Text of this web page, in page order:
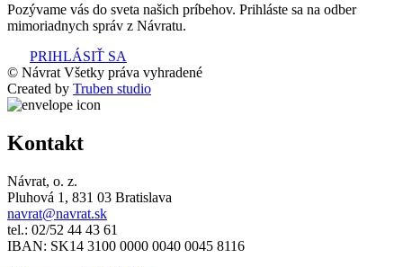
Pozývame vás do sveta našich príbehov. Prihláste sa na odber
mimoriadnych správ z Návratu.
PRIHLÁSIŤ SA
© Návrat Všetky práva vyhradené
Created by Truben studio
Kontakt
Návrat, o. z.
Pluhová 1, 831 03 Bratislava
navrat@navrat.sk
tel.: 02/52 44 43 61
IBAN: SK14 3100 0000 0040 0045 8116